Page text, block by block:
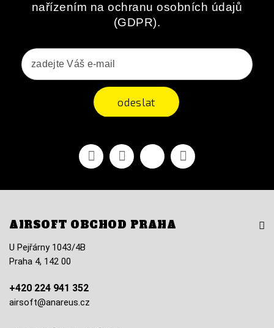
nařízením na ochranu osobních údajů
(GDPR).
odeslat
FacebookYouTubeVimeo Instagram
AIRSOFT OBCHOD PRAHA
U Pejřárny 1043/4B
Praha 4, 142 00
+420 224 941 352
airsoft@anareus.cz